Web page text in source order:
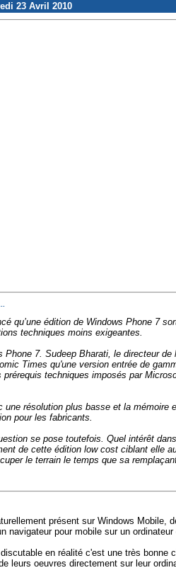
23 Avril 2010
qu’une édition de Windows Phone 7
techniques moins exigeantes.
7. Sudeep Bharati, le directeur
Times qu'une version entrée de
techniques imposés par
résolution plus basse et la mémoire
pour les fabricants.
se pose toutefois. Quel intérêt
de cette édition low cost ciblant elle
le terrain le temps que sa
présent sur Windows Mobile,
navigateur pour mobile sur un
en réalité c'est une très bonne
leurs oeuvres directement sur leur